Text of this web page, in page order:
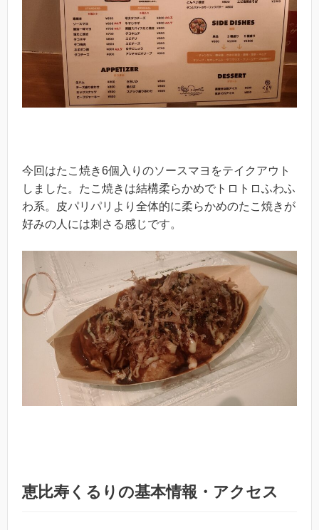
今回はたこ焼き6個入りのソースマヨをテイクアウト
しました。たこ焼きは結構柔らかめでトロトロふわふ
わ系。皮パリパリより全体的に柔らかめのたこ焼きが
好みの人には刺さる感じです。
恵比寿くるりの基本情報・アクセス